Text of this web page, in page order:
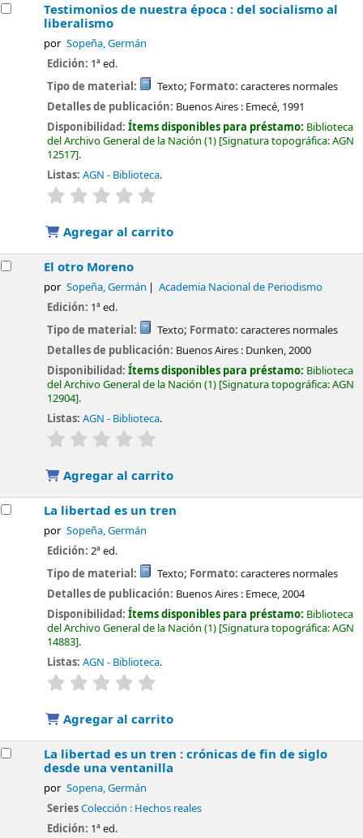
Testimonios de nuestra época : del socialismo al
liberalismo
por Sopeña, Germán
Edición: 1ª ed.
Tipo de material:
Texto; Formato: caracteres normales
Detalles de publicación: Buenos Aires : Emecé, 1991
Disponibilidad:Ítems disponibles para préstamo: Biblioteca
del Archivo General de la Nación (1) Signatura topográfica:AGN
12517 .
Listas: AGN - Biblioteca.
valoración
Agregar al carrito
El otro Moreno
por Sopeña, Germán Academia Nacional de Periodismo
Edición: 1ª ed.
Tipo de material:
Texto; Formato: caracteres normales
Detalles de publicación: Buenos Aires : Dunken,2000
Disponibilidad:Ítems disponibles para préstamo: Biblioteca
del Archivo General de la Nación (1) Signatura topográfica:AGN
12904 .
Listas: AGN - Biblioteca.
valoración
Agregar al carrito
La libertad es un tren
por Sopeña, Germán
Edición:2ª ed.
Tipo de material:
Texto; Formato: caracteres normales
Detalles de publicación: Buenos Aires : Emece,2004
Disponibilidad:Ítems disponibles para préstamo: Biblioteca
del Archivo General de la Nación (1) Signatura topográfica:AGN
14883 .
Listas: AGN - Biblioteca.
valoración
Agregar al carrito
La libertad es un tren : crónicas de fin de siglo
desde una ventanilla
por Sopena, Germán
SeriesColección : Hechos reales
Edición: 1ª ed.